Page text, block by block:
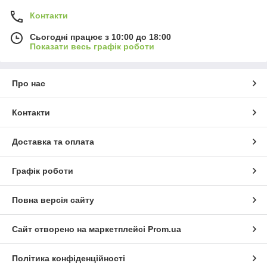
Контакти
Сьогодні працює з 10:00 до 18:00
Показати весь графік роботи
Про нас
Контакти
Доставка та оплата
Графік роботи
Повна версія сайту
Сайт створено на маркетплейсі Prom.ua
Політика конфіденційності